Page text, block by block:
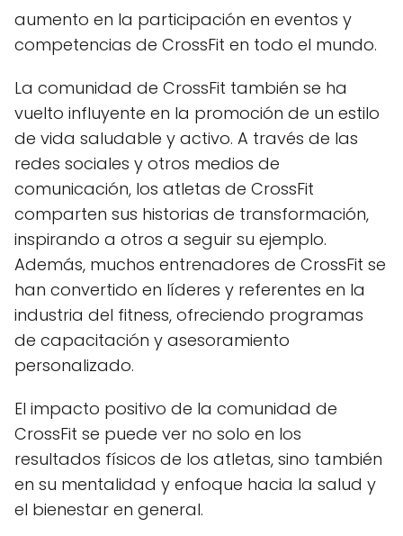
aumento en la participación en eventos y
competencias de CrossFit en todo el mundo.
La comunidad de CrossFit también se ha
vuelto influyente en la promoción de un estilo
de vida saludable y activo. A través de las
redes sociales y otros medios de
comunicación, los atletas de CrossFit
comparten sus historias de transformación,
inspirando a otros a seguir su ejemplo.
Además, muchos entrenadores de CrossFit se
han convertido en líderes y referentes en la
industria del fitness, ofreciendo programas
de capacitación y asesoramiento
personalizado.
El impacto positivo de la comunidad de
CrossFit se puede ver no solo en los
resultados físicos de los atletas, sino también
en su mentalidad y enfoque hacia la salud y
el bienestar en general.